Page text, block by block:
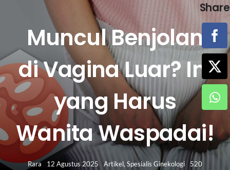
TENTANG KAMI
LAYANAN
FASILITAS
ARTIKEL
HUBUNGI KAMI
Muncul Benjolan
di Vagina Luar? Ini
yang Harus
Wanita Waspadai!
Rara 12 Agustus 2025 Artikel,Spesialis Ginekologi 520
Share